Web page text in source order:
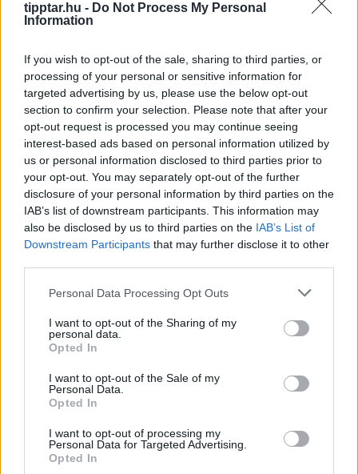
tipptar.hu - Do Not Process My Personal
Information
If you wish to opt-out of the sale, sharing to third parties, or
processing of your personal or sensitive information for
targeted advertising by us, please use the below opt-out
section to confirm your selection. Please note that after your
opt-out request is processed you may continue seeing
interest-based ads based on personal information utilized by
us or personal information disclosed to third parties prior to
your opt-out. You may separately opt-out of the further
disclosure of your personal information by third parties on the
IAB’s list of downstream participants. This information may
also be disclosed by us to third parties on the IAB’s List of
Downstream Participants that may further disclose it to other
Please note that this website/app uses one or more Google
not limited to your visit or usage behaviour. You may click to
grant or deny consent to Google and its third-party tags to
use your data for below specified purposes in below Google
consent section.
Personal Data Processing Opt Outs
I want to opt-out of the Sharing of my
personal data.
Opted In
I want to opt-out of the Sale of my
Personal Data.
Opted In
I want to opt-out of processing my
Personal Data for Targeted Advertising.
Opted In
One Teaspoon And All The Worms In The
Body Die Instantly
BEATRIX NÉVNAPI KÖSZÖNTŐ
Boldog névnapot, Beatrix! Kívánok sok örömet, jó
egészséget és rengeteg szép pillanatot!
Kedves:
Kedves Beatrix! Névnapod alkalmából kívánom,
hogy szeretet, boldogság és vidámság kísérjen